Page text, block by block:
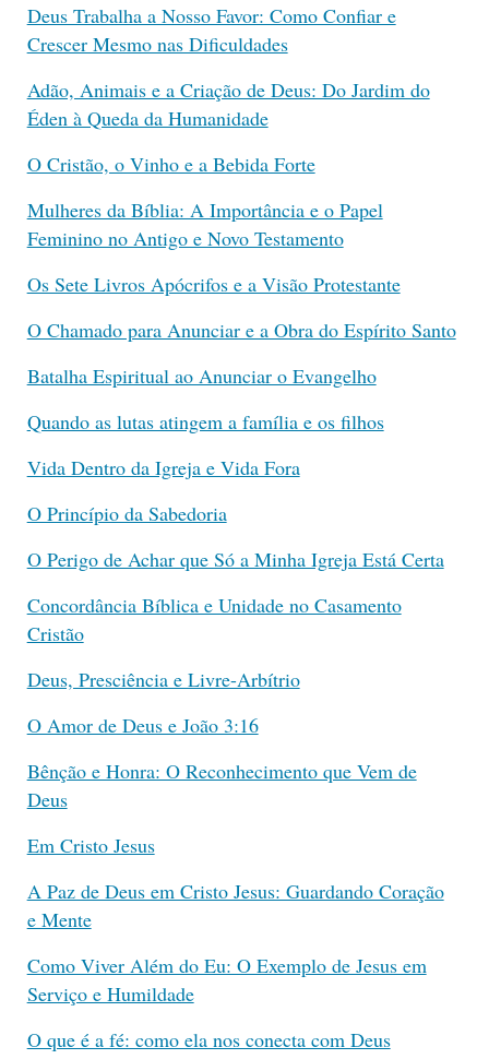
Deus Trabalha a Nosso Favor: Como Confiar e
Crescer Mesmo nas Dificuldades
Adão, Animais e a Criação de Deus: Do Jardim do
Éden à Queda da Humanidade
O Cristão, o Vinho e a Bebida Forte
Mulheres da Bíblia: A Importância e o Papel
Feminino no Antigo e Novo Testamento
Os Sete Livros Apócrifos e a Visão Protestante
O Chamado para Anunciar e a Obra do Espírito Santo
Batalha Espiritual ao Anunciar o Evangelho
Quando as lutas atingem a família e os filhos
Vida Dentro da Igreja e Vida Fora
O Princípio da Sabedoria
O Perigo de Achar que Só a Minha Igreja Está Certa
Concordância Bíblica e Unidade no Casamento
Cristão
Deus, Presciência e Livre-Arbítrio
O Amor de Deus e João 3:16
Bênção e Honra: O Reconhecimento que Vem de
Deus
Em Cristo Jesus
A Paz de Deus em Cristo Jesus: Guardando Coração
e Mente
Como Viver Além do Eu: O Exemplo de Jesus em
Serviço e Humildade
O que é a fé: como ela nos conecta com Deus